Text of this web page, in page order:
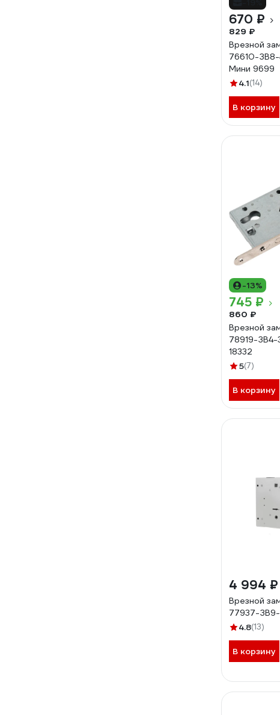
670 ₽
829 ₽
Врезной
76610-
Мини 9699
4.1(14)
В корзину
-13%
745 ₽
860 ₽
Врезной
78919-ЗВ4-
18332
5(7)
В корзину
4 994 ₽
Врезной
77937-
4.8(13)
В корзину